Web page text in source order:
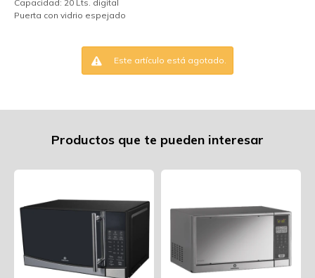
Capacidad: 20 Lts. digital
Puerta con vidrio espejado
Este artículo está agotado.
Productos que te pueden interesar